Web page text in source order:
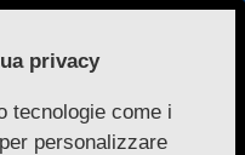
privacy
tecnologie come i
personalizzare